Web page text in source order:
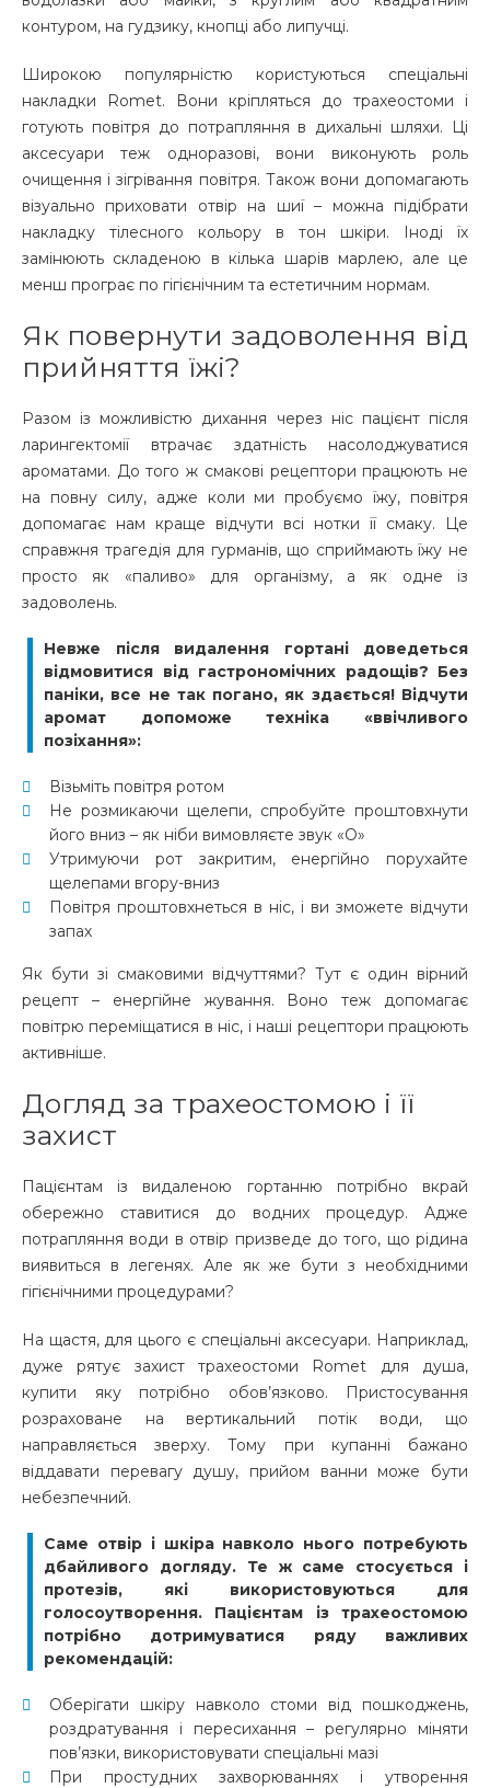
контуром, на гудзику, кнопці або липучці.
Широкою популярністю користуються спеціальні
накладки Romet. Вони кріпляться до трахеостоми і
готують повітря до потрапляння в дихальні шляхи. Ці
аксесуари теж одноразові, вони виконують роль
очищення і зігрівання повітря. Також вони допомагають
візуально приховати отвір на шиї – можна підібрати
накладку тілесного кольору в тон шкіри. Іноді їх
замінюють складеною в кілька шарів марлею, але це
менш програє по гігієнічним та естетичним нормам.
Як повернути задоволення від
прийняття їжі?
Разом із можливістю дихання через ніс пацієнт після
ларингектомії втрачає здатність насолоджуватися
ароматами. До того ж смакові рецептори працюють не
на повну силу, адже коли ми пробуємо їжу, повітря
допомагає нам краще відчути всі нотки її смаку. Це
справжня трагедія для гурманів, що сприймають їжу не
просто як «паливо» для організму, а як одне із
задоволень.
Невже після видалення гортані доведеться
відмовитися від гастрономічних радощів? Без
паніки, все не так погано, як здається! Відчути
аромат допоможе техніка «ввічливого
позіхання»:
Візьміть повітря ротом
Не розмикаючи щелепи, спробуйте проштовхнути
його вниз – як ніби вимовляєте звук «О»
Утримуючи рот закритим, енергійно порухайте
щелепами вгору-вниз
Повітря проштовхнеться в ніс, і ви зможете відчути
запах
Як бути зі смаковими відчуттями? Тут є один вірний
рецепт – енергійне жування. Воно теж допомагає
повітрю переміщатися в ніс, і наші рецептори працюють
активніше.
Догляд за трахеостомою і її
захист
Пацієнтам із видаленою гортанню потрібно вкрай
обережно ставитися до водних процедур. Адже
потрапляння води в отвір призведе до того, що рідина
виявиться в легенях. Але як же бути з необхідними
гігієнічними процедурами?
На щастя, для цього є спеціальні аксесуари. Наприклад,
дуже рятує захист трахеостоми Romet для душа,
купити яку потрібно обов’язково. Пристосування
розраховане на вертикальний потік води, що
направляється зверху. Тому при купанні бажано
віддавати перевагу душу, прийом ванни може бути
небезпечний.
Саме отвір і шкіра навколо нього потребують
дбайливого догляду. Те ж саме стосується і
протезів, які використовуються для
голосоутворення. Пацієнтам із трахеостомою
потрібно дотримуватися ряду важливих
рекомендацій:
Оберігати шкіру навколо стоми від пошкоджень,
роздратування і пересихання – регулярно міняти
пов’язки, використовувати спеціальні мазі
При простудних захворюваннях і утворення